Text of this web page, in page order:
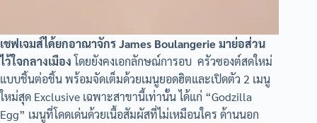
เชฟเจมส์ได้ยกอาณาจักร James Boulangerie มาย่อส่วน
ไว้ใจกลางเมืองโดยยังคงเอกลักษณ์การอบ ครัวซองต์สดใหม่
แบบชิ้นต่อชิ้น พร้อมจัดเต็มด้วยเมนูยอดฮิตและเปิดตัว 2 เมนู
ใหม่สุด Exclusive เฉพาะสาขานี้เท่านั้น ได้แก่ “Godzilla
Egg” เมนูที่โดดเด่นด้วยเนื้อสัมผัสที่ไม่เหมือนใคร ด้านนอก